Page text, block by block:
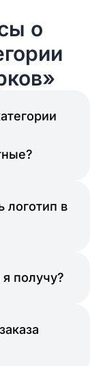
о
логотип в
получу?